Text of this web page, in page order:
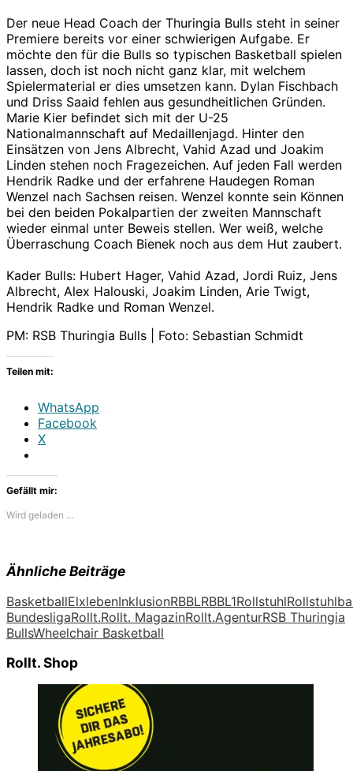
Der neue Head Coach der Thuringia Bulls steht in seiner
Premiere bereits vor einer schwierigen Aufgabe. Er
möchte den für die Bulls so typischen Basketball spielen
lassen, doch ist noch nicht ganz klar, mit welchem
Spielermaterial er dies umsetzen kann. Dylan Fischbach
und Driss Saaid fehlen aus gesundheitlichen Gründen.
Marie Kier befindet sich mit der U-25
Nationalmannschaft auf Medaillenjagd. Hinter den
Einsätzen von Jens Albrecht, Vahid Azad und Joakim
Linden stehen noch Fragezeichen. Auf jeden Fall werden
Hendrik Radke und der erfahrene Haudegen Roman
Wenzel nach Sachsen reisen. Wenzel konnte sein Können
bei den beiden Pokalpartien der zweiten Mannschaft
wieder einmal unter Beweis stellen. Wer weiß, welche
Überraschung Coach Bienek noch aus dem Hut zaubert.
Kader Bulls: Hubert Hager, Vahid Azad, Jordi Ruiz, Jens
Albrecht, Alex Halouski, Joakim Linden, Arie Twigt,
Hendrik Radke und Roman Wenzel.
PM: RSB Thuringia Bulls | Foto: Sebastian Schmidt
Teilen mit:
WhatsApp
Facebook
X
Gefällt mir:
Wird geladen …
Ähnliche Beiträge
BasketballElxlebenInklusionRBBLRBBL1Rollstuhl
BundesligaRollt.Rollt. MagazinRollt.AgenturRSB Thuringia
BullsWheelchair Basketball
Rollt. Shop